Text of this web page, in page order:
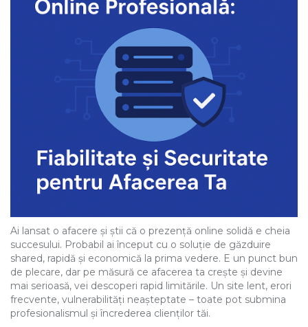
Ai lansat o afacere și știi că o prezență online solidă e cheia
succesului. Probabil ai început cu o soluție de găzduire
shared, rapidă și economică la prima vedere. E un punct bun
de plecare, dar pe măsură ce afacerea ta crește și devine
mai serioasă, vei descoperi rapid limitările. Un site lent, erori
frecvente, vulnerabilități neașteptate – toate pot submina
profesionalismul și încrederea clienților tăi.